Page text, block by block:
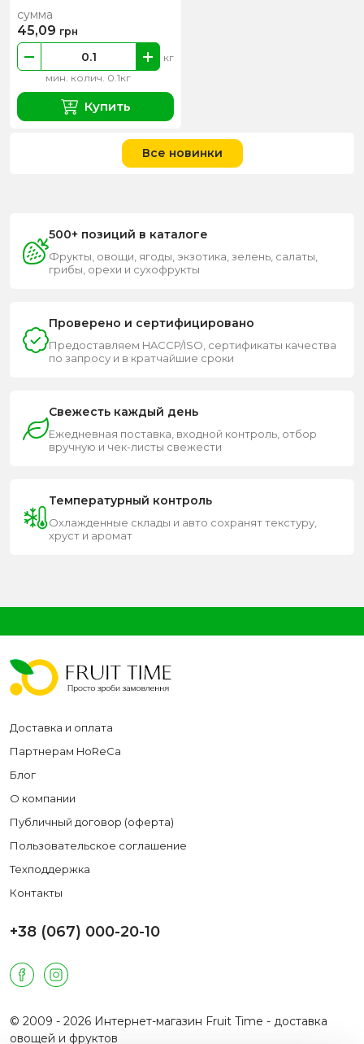
мин. колич. 0.1кг
кг
сумма
45,09 грн
Купить
Все новинки
500+ позиций в каталоге
Фрукты, овощи, ягоды, экзотика, зелень, салаты,
грибы, орехи и сухофрукты
Проверено и сертифицировано
Предоставляем HACCP/ISO, сертификаты качества
по запросу и в кратчайшие сроки
Свежесть каждый день
Ежедневная поставка, входной контроль, отбор
вручную и чек-листы свежести
Температурный контроль
Охлажденные склады и авто сохранят текстуру,
хруст и аромат
Доставка и оплата
Партнерам HoReCa
Блог
О компании
Публичный договор (оферта)
Пользовательское соглашение
Техподдержка
Контакты
+38 (067) 000-20-10
© 2009 - 2026 Интернет-магазин Fruit Time - доставка
овощей и фруктов